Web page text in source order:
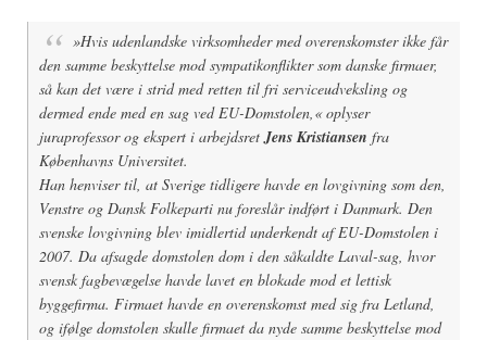
»Hvis udenlandske virksomheder med overenskomster ikke får
den samme beskyttelse mod sympatikonflikter som danske firmaer,
så kan det være i strid med retten til fri serviceudveksling og
dermed ende med en sag ved EU-Domstolen,« oplyser
juraprofessor og ekspert i arbejdsretJens Kristiansen fra
Københavns Universitet.
Han henviser til, at Sverige tidligere havde en lovgivning som den,
Venstre og Dansk Folkeparti nu foreslår indført i Danmark. Den
svenske lovgivning blev imidlertid underkendt af EU-Domstolen i
2007. Da afsagde domstolen dom i den såkaldte Laval-sag, hvor
svensk fagbevægelse havde lavet en blokade mod et lettisk
byggefirma. Firmaet havde en overenskomst med sig fra Letland,
og ifølge domstolen skulle firmaet da nyde samme beskyttelse mod